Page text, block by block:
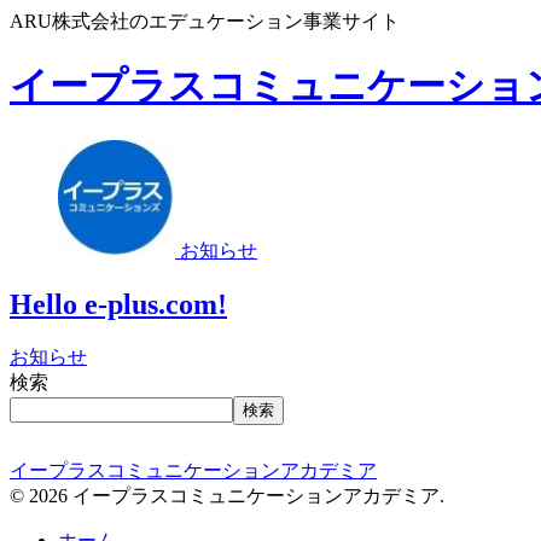
ARU株式会社のエデュケーション事業サイト
イープラスコミュニケーショ
お知らせ
Hello e-plus.com!
お知らせ
検索
検索
イープラスコミュニケーションアカデミア
© 2026 イープラスコミュニケーションアカデミア.